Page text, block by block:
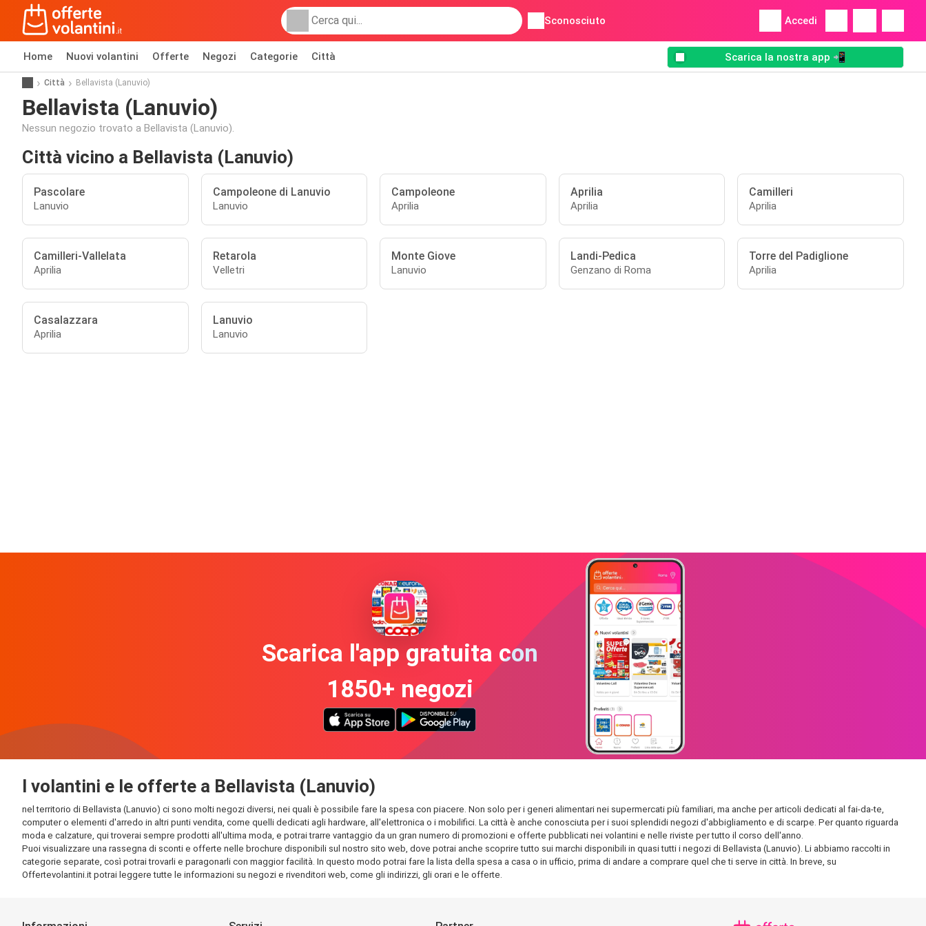
Sconosciuto Accedi
Home Nuovi volantini Offerte Negozi Categorie Città Scarica la nostra app 📲
Città Bellavista (Lanuvio)
Bellavista (Lanuvio)
Nessun negozio trovato a Bellavista (Lanuvio).
Città vicino a Bellavista (Lanuvio)
Pascolare
Lanuvio
Campoleone di Lanuvio
Lanuvio
Campoleone
Aprilia
Aprilia
Aprilia
Camilleri
Aprilia
Camilleri-Vallelata
Aprilia
Retarola
Velletri
Monte Giove
Lanuvio
Landi-Pedica
Genzano di Roma
Torre del Padiglione
Aprilia
Casalazzara
Aprilia
Lanuvio
Lanuvio
Scarica l'app gratuita con
1850+ negozi
I volantini e le offerte a Bellavista (Lanuvio)
nel territorio di Bellavista (Lanuvio) ci sono molti negozi diversi, nei quali è possibile fare la spesa con piacere. Non solo per i generi alimentari nei supermercati più familiari, ma anche per articoli dedicati al fai-da-te,
computer o elementi d'arredo in altri punti vendita, come quelli dedicati agli hardware, all'elettronica o i mobilifici. La città è anche conosciuta per i suoi splendidi negozi d'abbigliamento e di scarpe. Per quanto riguarda
moda e calzature, qui troverai sempre prodotti all'ultima moda, e potrai trarre vantaggio da un gran numero di promozioni e offerte pubblicati nei volantini e nelle riviste per tutto il corso dell'anno.
Puoi visualizzare una rassegna di sconti e offerte nelle brochure disponibili sul nostro sito web, dove potrai anche scoprire tutto sui marchi disponibili in quasi tutti i negozi di Bellavista (Lanuvio). Li abbiamo raccolti in
categorie separate, così potrai trovarli e paragonarli con maggior facilità. In questo modo potrai fare la lista della spesa a casa o in ufficio, prima di andare a comprare quel che ti serve in città. In breve, su
Offertevolantini.it potrai leggere tutte le informazioni su negozi e rivenditori web, come gli indirizzi, gli orari e le offerte.